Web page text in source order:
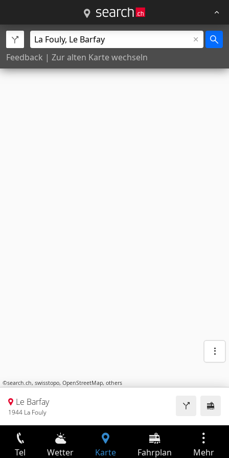
Feedback | Zur alten Karte wechseln
©search.ch, swisstopo, OpenStreetMap, others
Le Barfay
1944 La Fouly
Tel Wetter Karte Fahrplan Mehr